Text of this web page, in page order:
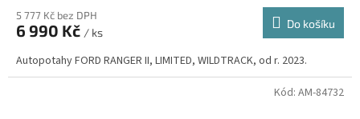
5 777 Kč bez DPH
6 990 Kč / ks
Do košíku
Autopotahy FORD RANGER II, LIMITED, WILDTRACK, od r. 2023.
Kód: AM-84732